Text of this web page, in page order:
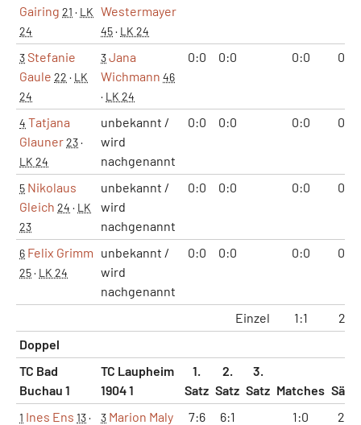
Gairing 21 · LK
24
Westermayer
45· LK 24
3Stefanie
Gaule 22 · LK
24
3Jana
Wichmann 46
· LK 24
0:0 0:0 0:0 0:0
4 Tatjana
Glauner23·
LK 24
unbekannt /
wird
nachgenannt
0:0 0:0 0:0 0:0
5 Nikolaus
Gleich 24 · LK
23
unbekannt /
wird
nachgenannt
0:0 0:0 0:0 0:0
6 Felix Grimm
25· LK 24
unbekannt /
wird
nachgenannt
0:0 0:0 0:0 0:0
Einzel 1:1
2:3
Doppel
TC Bad
Buchau 1
TC Laupheim
1904 1
1.
Satz
2.
Satz
3.
Satz Matches
1 Ines Ens 13·
3 Marion Maly 7:6 6:1 1:0 2:0